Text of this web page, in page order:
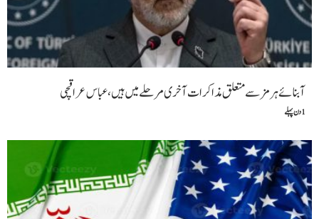
آبنائے ہرمز سے متعلق مذاکرات آخری مرحلے میں ہیں، عباس عراقچی
1 دن پہلے